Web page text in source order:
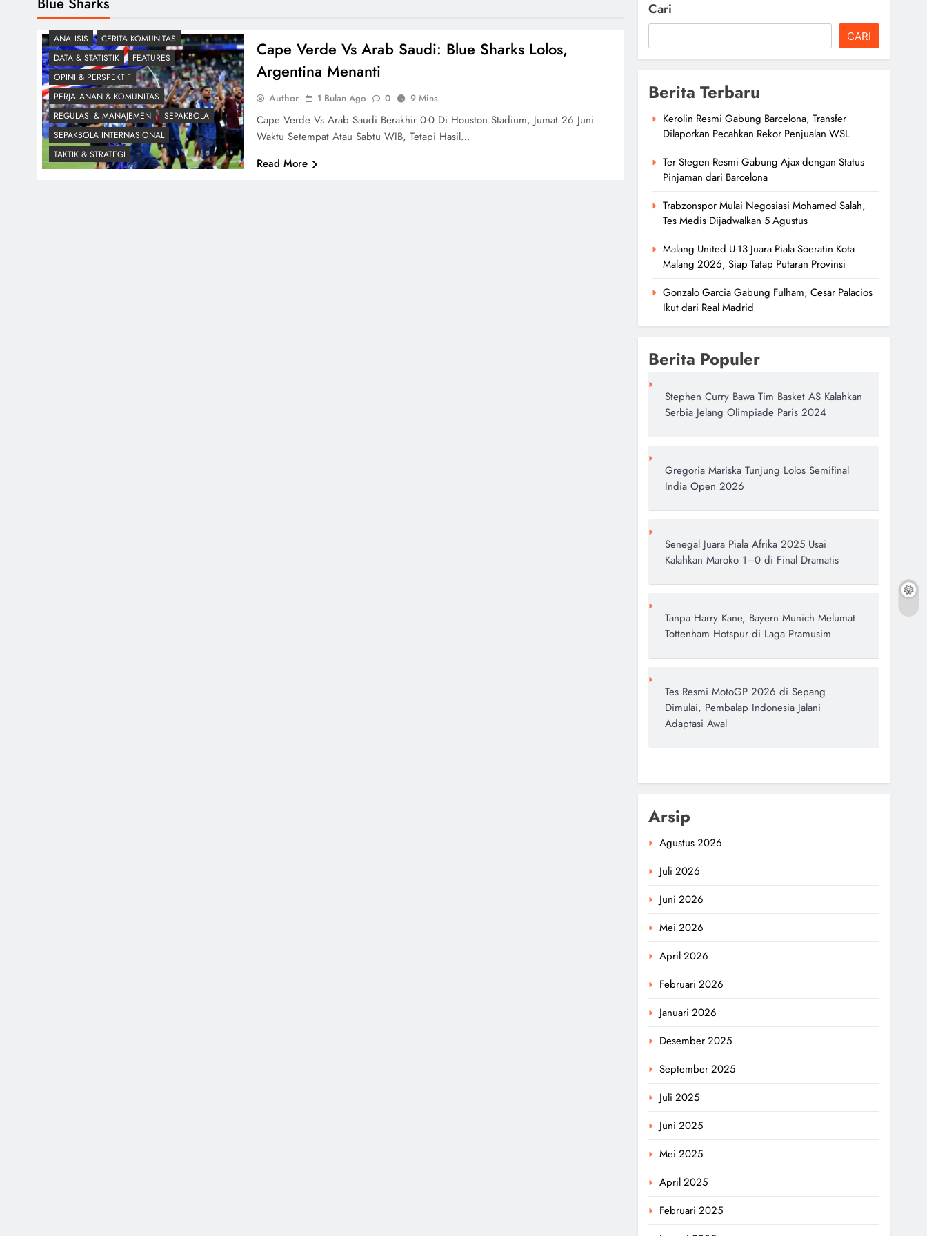
ANALISIS
CERITA KOMUNITAS
DATA & STATISTIK
FEATURES
OPINI & PERSPEKTIF
PERJALANAN & KOMUNITAS
REGULASI & MANAJEMEN
SEPAKBOLA
SEPAKBOLA INTERNASIONAL
TAKTIK & STRATEGI
Cape Verde Vs Arab Saudi: Blue Sharks Lolos,
Argentina Menanti
Author 1 Bulan Ago 0 9 Mins
Cape Verde Vs Arab Saudi Berakhir 0-0 Di Houston Stadium, Jumat 26 Juni
Waktu Setempat Atau Sabtu WIB, Tetapi Hasil…
Read More
Cari
CARI
Berita Terbaru
Kerolin Resmi Gabung Barcelona, Transfer
Dilaporkan Pecahkan Rekor Penjualan WSL
Ter Stegen Resmi Gabung Ajax dengan Status
Pinjaman dari Barcelona
Trabzonspor Mulai Negosiasi Mohamed Salah,
Tes Medis Dijadwalkan 5 Agustus
Malang United U-13 Juara Piala Soeratin Kota
Malang 2026, Siap Tatap Putaran Provinsi
Gonzalo Garcia Gabung Fulham, Cesar Palacios
Ikut dari Real Madrid
Berita Populer
Stephen Curry Bawa Tim Basket AS Kalahkan
Serbia Jelang Olimpiade Paris 2024
Gregoria Mariska Tunjung Lolos Semifinal
India Open 2026
Senegal Juara Piala Afrika 2025 Usai
Kalahkan Maroko 1–0 di Final Dramatis
Tanpa Harry Kane, Bayern Munich Melumat
Tottenham Hotspur di Laga Pramusim
Tes Resmi MotoGP 2026 di Sepang
Dimulai, Pembalap Indonesia Jalani
Adaptasi Awal
Arsip
Agustus 2026
Juli 2026
Juni 2026
Mei 2026
April 2026
Februari 2026
Januari 2026
Desember 2025
September 2025
Juli 2025
Juni 2025
Mei 2025
April 2025
Februari 2025